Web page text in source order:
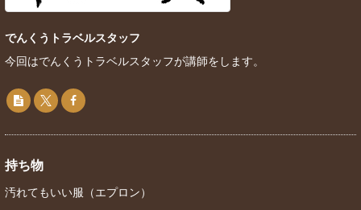
でんくうトラベルスタッフ
今回はでんくうトラベルスタッフが講師をします。
持ち物
汚れてもいい服（エプロン）